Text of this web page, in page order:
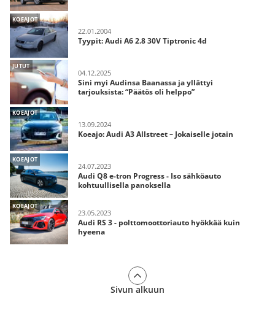
KOEAJOT
22.01.2004
Tyypit: Audi A6 2.8 30V Tiptronic 4d
JUTUT
04.12.2025
Sini myi Audinsa Baanassa ja yllättyi
tarjouksista: “Päätös oli helppo”
KOEAJOT
13.09.2024
Koeajo: Audi A3 Allstreet – Jokaiselle jotain
KOEAJOT
24.07.2023
Audi Q8 e-tron Progress - Iso sähköauto
kohtuullisella panoksella
KOEAJOT
23.05.2023
Audi RS 3 - polttomoottoriauto hyökkää kuin
hyeena
Sivun alkuun